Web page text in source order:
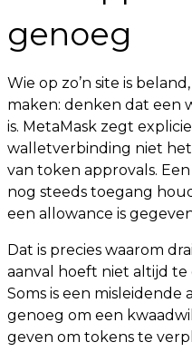
genoeg
Wie op zo’n site is
maken: denken dat een
is. MetaMask zegt
walletverbinding niet
van token approvals.
nog steeds toegang
een allowance is
Dat is precies waarom
aanval hoeft niet altijd te
Soms is een
genoeg om een
geven om tokens te